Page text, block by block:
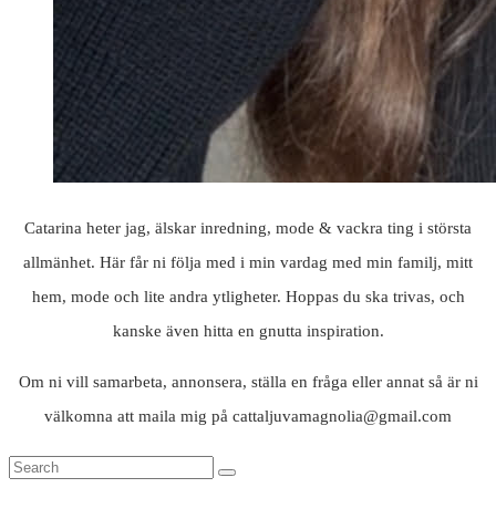
Catarina heter jag, älskar inredning, mode & vackra ting i största
allmänhet. Här får ni följa med i min vardag med min familj, mitt
hem, mode och lite andra ytligheter. Hoppas du ska trivas, och
kanske även hitta en gnutta inspiration.
Om ni vill samarbeta, annonsera, ställa en fråga eller annat så är ni
välkomna att maila mig på cattaljuvamagnolia@gmail.com